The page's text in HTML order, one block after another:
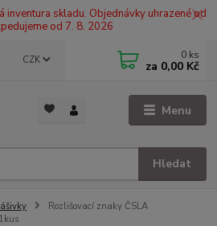
skladu. Objednávky uhrazené od
od 7. 8. 2026
Menu
CZK
Hledat
0 ks
za 0,00 Kč
Rozlišovací znaky ČSLA